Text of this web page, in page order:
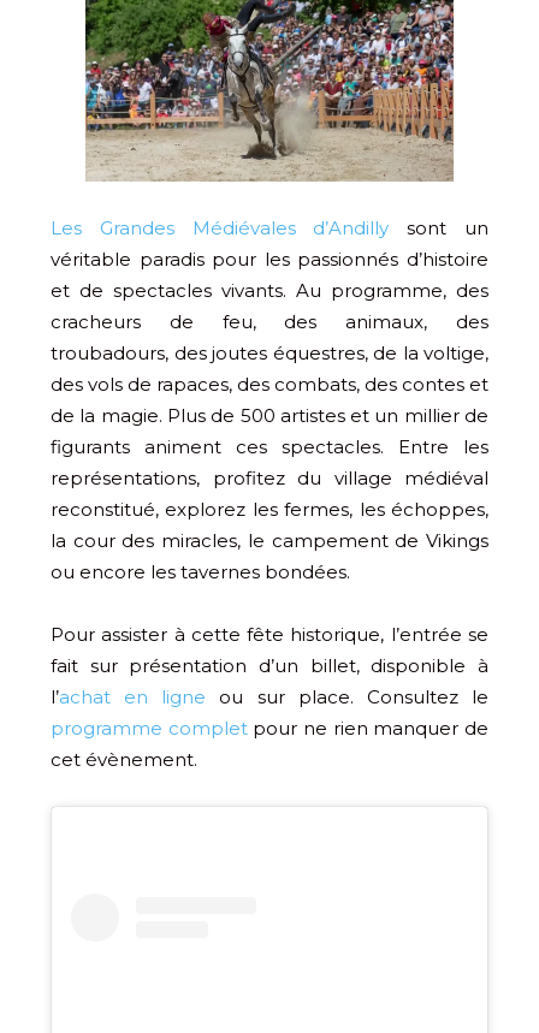
Les Grandes Médiévales d’Andilly sont un
véritable paradis pour les passionnés d’histoire
et de spectacles vivants. Au programme, des
cracheurs de feu, des animaux, des
troubadours, des joutes équestres, de la voltige,
des vols de rapaces, des combats, des contes et
de la magie. Plus de 500 artistes et un millier de
figurants animent ces spectacles. Entre les
représentations, profitez du village médiéval
reconstitué, explorez les fermes, les échoppes,
la cour des miracles, le campement de Vikings
ou encore les tavernes bondées.
Pour assister à cette fête historique, l’entrée se
fait sur présentation d’un billet, disponible à
l’achat en ligne ou sur place. Consultez le
programme completpour ne rien manquer de
cet évènement.